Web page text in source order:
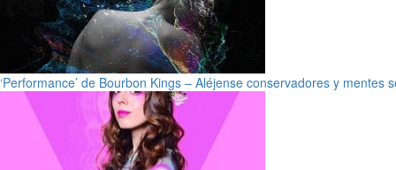
‘Performance’ de Bourbon Kings – Aléjense conservadores y mentes